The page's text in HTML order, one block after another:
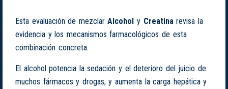
Esta evaluación de mezclarAlcohol y Creatinarevisa la
evidencia y los mecanismos farmacológicos de esta
combinación concreta.
El alcohol potencia la sedación y el deterioro del juicio de
muchos fármacos y drogas, y aumenta la carga hepática y